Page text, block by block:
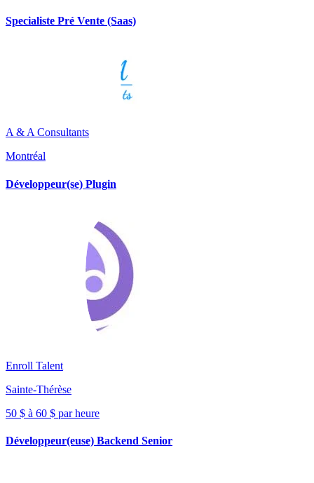
Specialiste Pré Vente (Saas)
A & A Consultants
Montréal
Développeur(se) Plugin
Enroll Talent
Sainte-Thérèse
50 $ à 60 $ par heure
Développeur(euse) Backend Senior